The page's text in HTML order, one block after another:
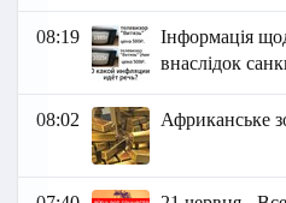
08:19
Інформація
внаслідок
08:02 Африканське